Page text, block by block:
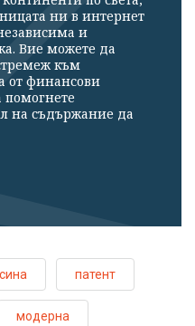
ни в интернет
и
Вие можете да
към
от финансови
на съдържание да
патент
модерна